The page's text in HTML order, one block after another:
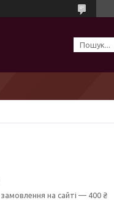
на сайті — 400 ₴